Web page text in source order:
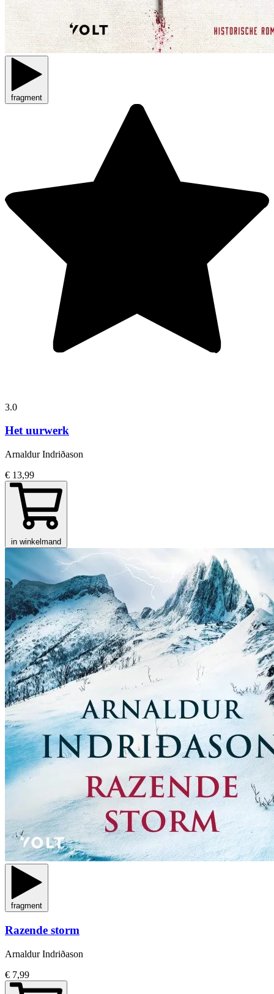
fragment
3.0
Het uurwerk
Arnaldur Indriðason
€ 13,99
in winkelmand
fragment
Razende storm
Arnaldur Indriðason
€ 7,99